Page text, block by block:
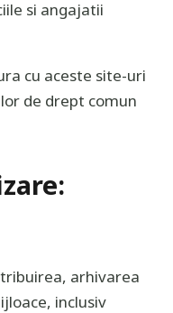
si angajatii
cu aceste site-uri
de drept comun
arhivarea
inclusiv